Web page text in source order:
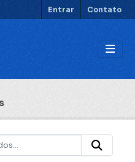
Entrar Contato